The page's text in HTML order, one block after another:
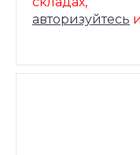
авторизуйтесь